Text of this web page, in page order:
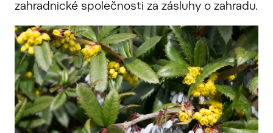
zahradnické společnosti za zásluhy o zahradu.